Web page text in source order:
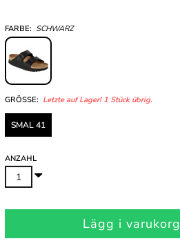
FARBE: SCHWARZ
GRÖSSE: Letzte auf Lager! 1 Stück übrig.
SMAL 41
ANZAHL
Lägg i varukorg